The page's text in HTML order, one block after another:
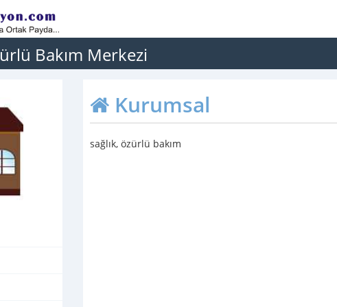
Bakım Merkezi
Kurumsal
sağlık, özürlü bakım